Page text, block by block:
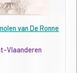
van De Ronne
Vlaanderen